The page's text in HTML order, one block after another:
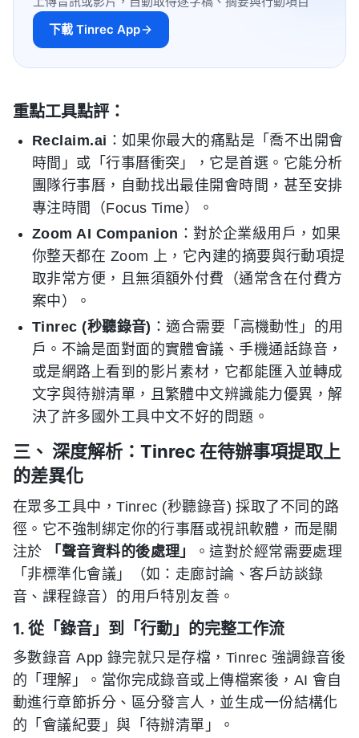
下載 Tinrec App
重點工具點評：
Reclaim.ai ：如果你最大的痛點是「喬不出開會
時間」或「行事曆衝突」，它是首選。它能分析
團隊行事曆，自動找出最佳開會時間，甚至安排
專注時間（Focus Time）。
Zoom AI Companion ：對於企業級用戶，如果
你整天都在 Zoom 上，它內建的摘要與行動項提
取非常方便，且無須額外付費（通常含在付費方
案中）。
Tinrec (秒聽錄音) ：適合需要「高機動性」的用
戶。不論是面對面的實體會議、手機通話錄音，
或是網路上看到的影片素材，它都能匯入並轉成
文字與待辦清單，且繁體中文辨識能力優異，解
決了許多國外工具中文不好的問題。
三、 深度解析：Tinrec 在待辦事項提取上
的差異化
在眾多工具中，Tinrec (秒聽錄音) 採取了不同的路
徑。它不強制綁定你的行事曆或視訊軟體，而是關
注於
「聲音資料的後處理」
。這對於經常需要處理
「非標準化會議」（如：走廊討論、客戶訪談錄
音、課程錄音）的用戶特別友善。
1. 從「錄音」到「行動」的完整工作流
多數錄音 App 錄完就只是存檔，Tinrec 強調錄音後
的「理解」。當你完成錄音或上傳檔案後，AI 會自
動進行章節拆分、區分發言人，並生成一份結構化
的「會議紀要」與「待辦清單」。